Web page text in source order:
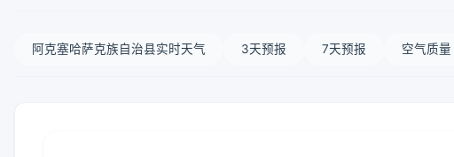
阿克塞哈萨克族自治县实时天气 3天预报 7天预报 空气质量